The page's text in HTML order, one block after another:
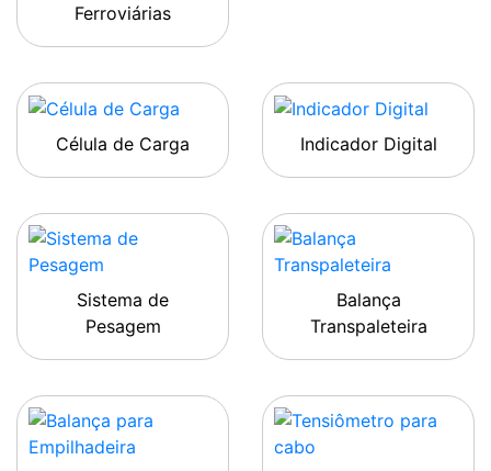
Ferroviárias
Célula de Carga Indicador Digital
Sistema de
Pesagem
Balança
Transpaleteira